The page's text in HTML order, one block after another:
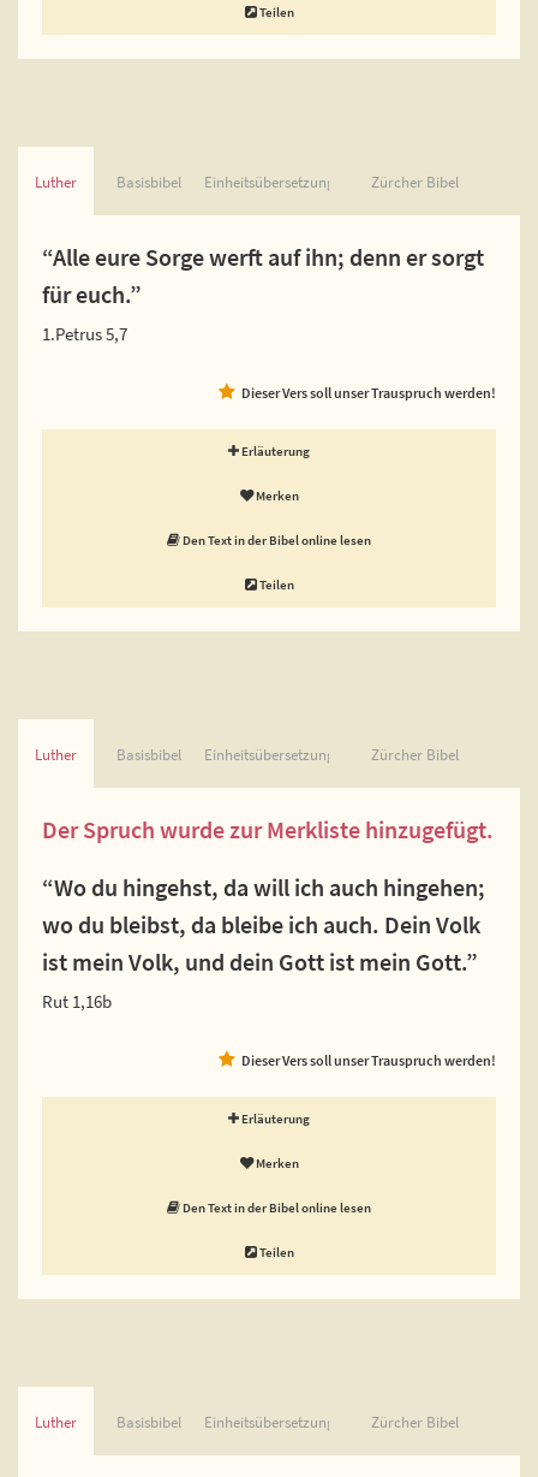
Teilen
Luther Basisbibel Einheitsübersetzung Zürcher Bibel
“Alle eure Sorge werft auf ihn; denn er sorgt
für euch.”
1.Petrus 5,7
Dieser Vers soll unser Trauspruch werden!
Erläuterung
Merken
Den Text in der Bibel online lesen
Teilen
Luther Basisbibel Einheitsübersetzung Zürcher Bibel
Der Spruch wurde zur Merkliste hinzugefügt.
“Wo du hingehst, da will ich auch hingehen;
wo du bleibst, da bleibe ich auch. Dein Volk
ist mein Volk, und dein Gott ist mein Gott.”
Rut 1,16b
Dieser Vers soll unser Trauspruch werden!
Erläuterung
Merken
Den Text in der Bibel online lesen
Teilen
Luther Basisbibel Einheitsübersetzung Zürcher Bibel